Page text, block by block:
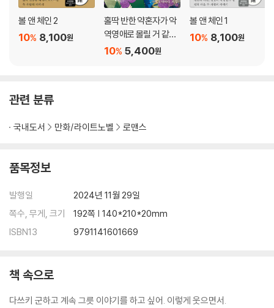
볼 앤 체인 2
8,100원
10%
홀딱 반한 약혼자가 악
역영애로 몰릴 거 같아
서 4 5,400원
10%
볼 앤 체인 1
8,100원
10%
관련 분류
국내도서 만화/라이트노벨 로맨스
품목정보
발행일
2024년 11월 29일
쪽수, 무게, 크기
192쪽 | 140*210*20mm
ISBN13
9791141601669
책 속으로
다쓰키 군하고 계속 그릇 이야기를 하고 싶어. 이렇게 웃으면서.